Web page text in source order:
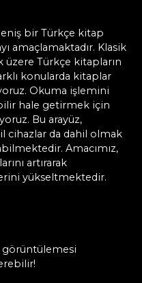
bir Türkçe kitap
amaçlamaktadır. Klasik
Türkçe kitapların
konularda kitaplar
Okuma işlemini
hale getirmek için
Bu arayüz,
cihazlar da dahil olmak
Amacımız,
artırarak
yükseltmektedir.
görüntülemesi